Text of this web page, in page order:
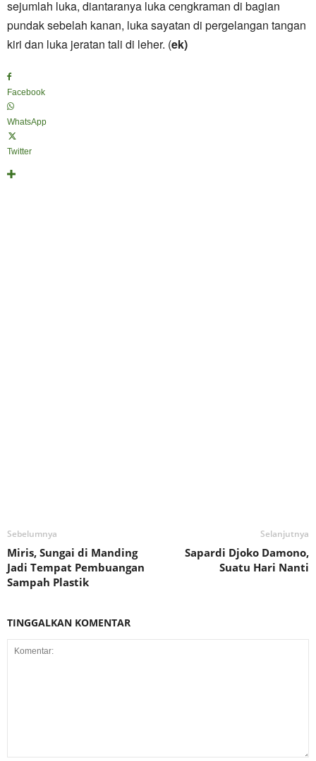
sejumlah luka, diantaranya luka cengkraman di bagian
pundak sebelah kanan, luka sayatan di pergelangan tangan
kiri dan luka jeratan tali di leher. (ek)
Facebook
WhatsApp
Twitter
Sebelumnya
Miris, Sungai di Manding
Jadi Tempat Pembuangan
Sampah Plastik
Selanjutnya
Sapardi Djoko Damono,
Suatu Hari Nanti
TINGGALKAN KOMENTAR